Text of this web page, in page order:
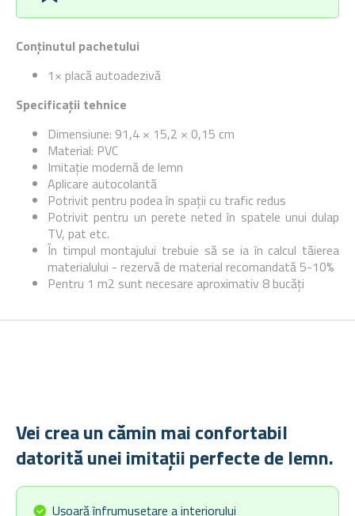
Conținutul pachetului
1× placă autoadezivă
Specificații tehnice
Dimensiune: 91,4 × 15,2 × 0,15 cm
Material: PVC
Imitație modernă de lemn
Aplicare autocolantă
Potrivit pentru podea în spații cu trafic redus
Potrivit pentru un perete neted în spatele unui dulap
TV, pat etc.
În timpul montajului trebuie să se ia în calcul tăierea
materialului - rezervă de material recomandată 5-10%
Pentru 1 m2 sunt necesare aproximativ 8 bucăți
Vei crea un cămin mai confortabil
datorită unei imitații perfecte de lemn.
Ușoară înfrumusețare a interiorului